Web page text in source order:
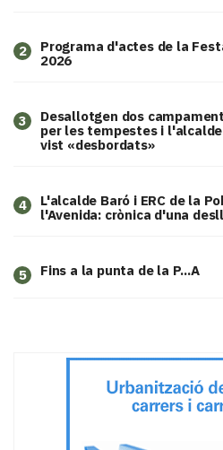
2
Programa d'actes de la
2026
3
​Desallotgen dos
per les tempestes i
vist «desbordats»
4
L'alcalde Baró i ERC de la
l'Avenida: crònica d'una
5 Fins a la punta de la P...A